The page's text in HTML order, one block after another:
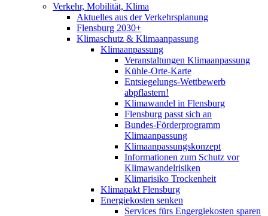
Verkehr, Mobilität, Klima
Aktuelles aus der Verkehrsplanung
Flensburg 2030+
Klimaschutz & Klimaanpassung
Klimaanpassung
Veranstaltungen Klimaanpassung
Kühle-Orte-Karte
Entsiegelungs-Wettbewerb
abpflastern!
Klimawandel in Flensburg
Flensburg passt sich an
Bundes-Förderprogramm
Klimaanpassung
Klimaanpassungskonzept
Informationen zum Schutz vor
Klimawandelrisiken
Klimarisiko Trockenheit
Klimapakt Flensburg
Energiekosten senken
Services fürs Engergiekosten sparen